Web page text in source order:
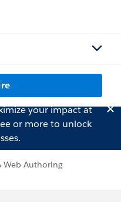
your impact at
or more to unlock
Web Authoring